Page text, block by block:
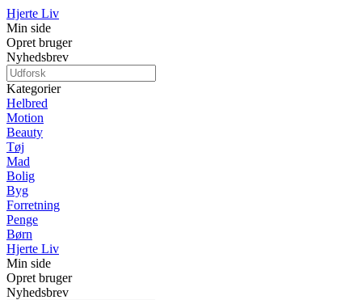
Hjerte Liv
Min side
Opret bruger
Nyhedsbrev
Kategorier
Helbred
Motion
Beauty
Tøj
Mad
Bolig
Byg
Forretning
Penge
Børn
Hjerte Liv
Min side
Opret bruger
Nyhedsbrev